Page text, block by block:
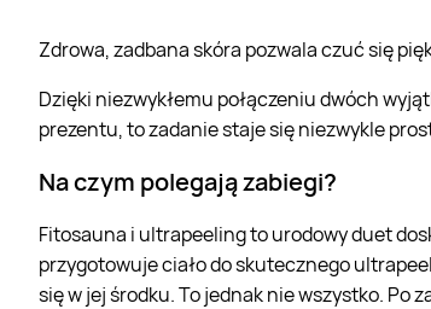
Zdrowa, zadbana skóra pozwala czuć się
Dzięki niezwykłemu połączeniu dwóch
prezentu, to zadanie staje się niezwykle
Na czym polegają zabiegi?
Fitosauna i ultrapeeling to urodowy duet
przygotowuje ciało do skutecznego
się w jej środku. To jednak nie wszystko.